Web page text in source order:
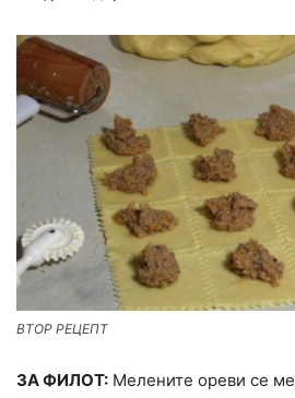
ВТОР РЕЦЕПТ
ЗА ФИЛОТ: Мелените ореви се